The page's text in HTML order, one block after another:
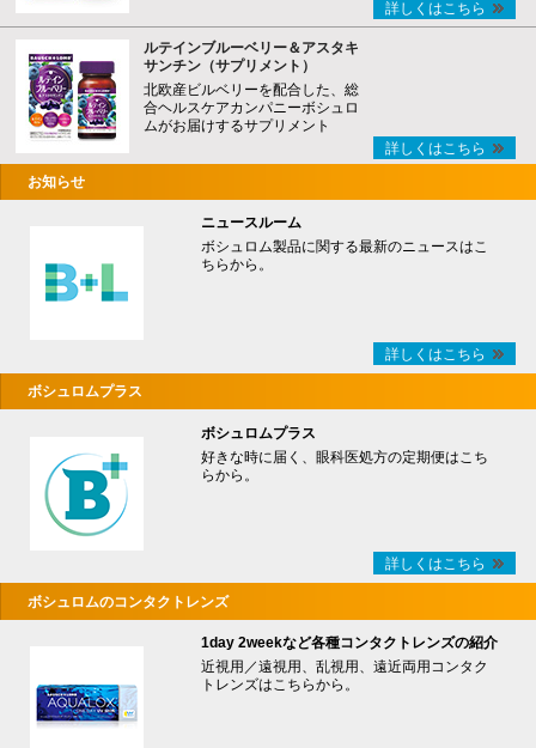
詳しくはこちら
ルテインブルーベリー＆アスタキ
サンチン（サプリメント）
北欧産ビルベリーを配合した、総
合ヘルスケアカンパニーボシュロ
ムがお届けするサプリメント
詳しくはこちら
お知らせ
ニュースルーム
ボシュロム製品に関する最新のニュースはこ
ちらから。
詳しくはこちら
ボシュロムプラス
ボシュロムプラス
好きな時に届く、眼科医処方の定期便はこち
らから。
詳しくはこちら
ボシュロムのコンタクトレンズ
1day 2weekなど各種コンタクトレンズの紹介
近視用／遠視用、乱視用、遠近両用コンタク
トレンズはこちらから。